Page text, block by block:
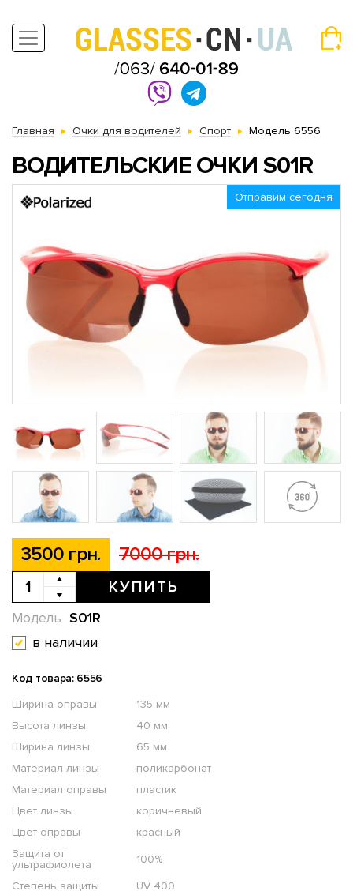
Главная Очки для водителей Спорт Модель 6556
ВОДИТЕЛЬСКИЕ ОЧКИ S01R
Отправим сегодня
3500 грн. 7000 грн.
КУПИТЬ
S01R
Модель
в наличии
Код товара: 6556
Ширина оправы
135 мм
Высота линзы
40 мм
Ширина линзы
65 мм
Материал линзы
поликарбонат
Материал оправы
пластик
Цвет линзы
коричневый
Цвет оправы
красный
Защита от
ультрафиолета
100%
Степень защиты
UV 400